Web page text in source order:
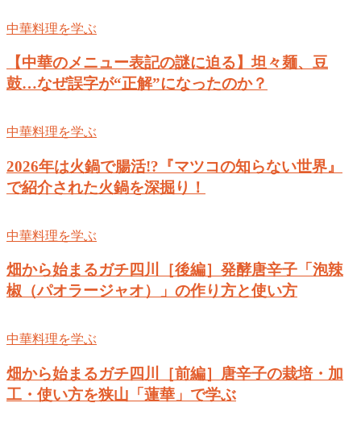
中華料理を学ぶ
【中華のメニュー表記の謎に迫る】坦々麺、豆
鼓…なぜ誤字が“正解”になったのか？
中華料理を学ぶ
2026年は火鍋で腸活!?『マツコの知らない世界』
で紹介された火鍋を深掘り！
中華料理を学ぶ
畑から始まるガチ四川［後編］発酵唐辛子「泡辣
椒（パオラージャオ）」の作り方と使い方
中華料理を学ぶ
畑から始まるガチ四川［前編］唐辛子の栽培・加
工・使い方を狭山「蓮華」で学ぶ